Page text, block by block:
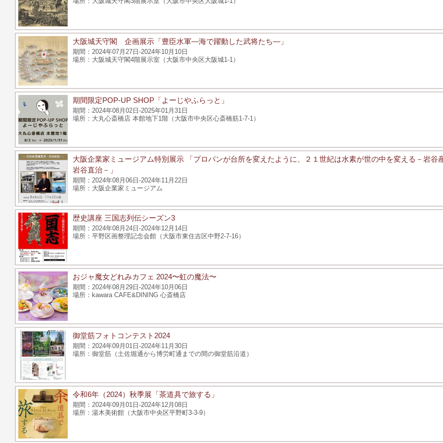
大阪城天守閣 企画展示「豊臣水軍―海で躍動した武将たち―」
2024年07月27日-2024年10月10日
大阪城天守閣4階展示室（大阪市中央区大阪城1-1）
期間限定POP-UP SHOP「よーじやふらっと」
2024年08月02日-2025年01月31日
大丸心斎橋店 本館地下1階（大阪市中央区心斎橋筋1-7-1）
大阪企業家ミュージアム特別展示 「プロパンが台所を変えたように、２１世紀は水素が世の中を変える－岩谷
岩谷直治－」
2024年08月06日-2024年11月22日
大阪企業家ミュージアム
歴史講座 三国志列伝シーズン3
2024年08月24日-2024年12月14日
平野区画整理記念会館（大阪市東住吉区中野2-7-16）
おジャ魔女どれみカフェ 2024〜虹の魔法〜
2024年08月29日-2024年10月06日
kawara CAFE&DINING 心斎橋店
御堂筋フォトコンテスト2024
2024年09月01日-2024年11月30日
御堂筋（土佐堀通から博労町通までの間の御堂筋沿道）
令和6年（2024）秋季展「茶道具で旅する」
2024年09月01日-2024年12月08日
湯木美術館（大阪市中央区平野町3-3-9）